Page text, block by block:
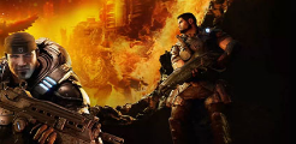
σκυφτός
κοιτάζει
μπροστά.
Πίσω
του,